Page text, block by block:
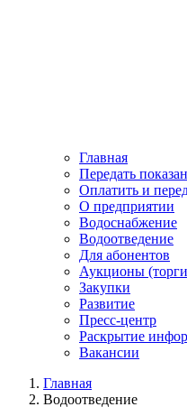
Главная
Передать
Оплатить и
О предприятии
Водоснабжение
Водоотведение
Для абонентов
Аукционы
Закупки
Развитие
Пресс-центр
Раскрытие
Вакансии
Главная
Водоотведение